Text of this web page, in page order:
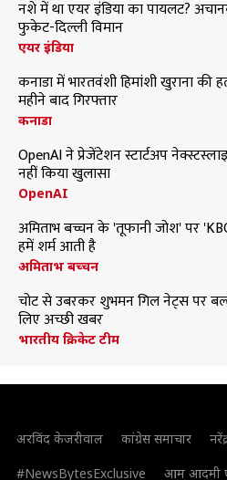
नशे में था एयर इंडिया का पायलट?
फुकेट-दिल्ली विमान
एयर इंडिया
कनाडा में भारतवंशी हिमांशी खुराना की
महीने बाद गिरफ्तार
कनाडा
OpenAI ने प्रेजेंटेशन स्टार्टअप
नहीं किया खुलासा
OpenAI
अमिताभ बच्चन के 'तूफानी जोश' पर
हमें शर्म आती है
अमिताभ बच्चन
चोट से उबरकर शुभमन गिल नेट्स पर
लिए अच्छी खबर
भारतीय क्रिकेट टीम
अरविंद केजरीवाल कांग्रेस समाचार
#NewsBytesExclusive
आम आदमी